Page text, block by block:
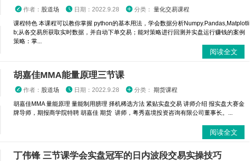
作者： 股道场 日期：2022.9.28 分类： 量化交易课程
课程特色 本课程可以教你掌握 python的基本用法，学会数据分析Numpy.Pandas,Matplotli
b;从各交易所获取实时数据，并自动下单交易；能对策略进行回测并实盘运行赚钱的案例
策略：掌...
阅读全文
胡嘉佳MMA能量原理三节课
作者： 股道场 日期：2022.9.28 分类： 期货课程
胡嘉佳MMA 量能原理 量能制用膀理 择机稀选方法 紧贴实盘交易 讲师介绍 报实盘大赛金
牌导师，期报商学院特聘 胡嘉佳 期货 讲师，粤秀嘉境投资咨询有限公司董事长。...
阅读全文
丁伟锋 三节课学会实盘冠军的日内波段交易实操技巧